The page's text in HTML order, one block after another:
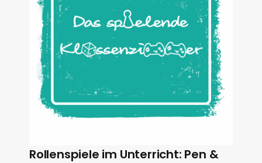
Rollenspiele im Unterricht: Pen &